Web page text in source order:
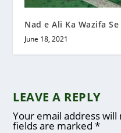
Nad e Ali Ka Wazifa
June 18, 2021
LEAVE A REPLY
Your email address
fields are marked*